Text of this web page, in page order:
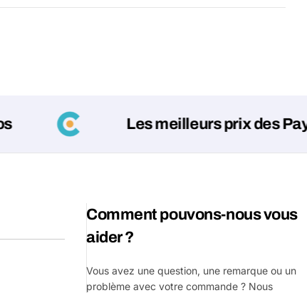
Poser
nom
Votre
message
Les meilleurs prix des Pays-
Comment pouvons-nous vous
aider ?
Vous avez une question, une remarque ou un
problème avec votre commande ? Nous